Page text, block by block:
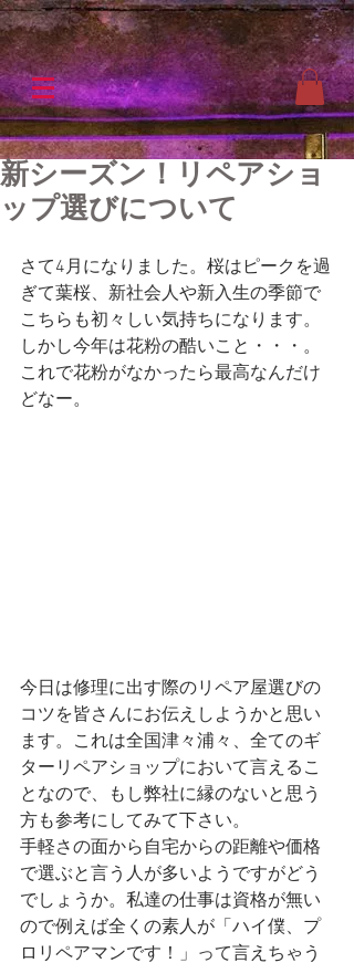
新シーズン！リペアショ
ップ選びについて
さて4月になりました。桜はピークを過
ぎて葉桜、新社会人や新入生の季節で
こちらも初々しい気持ちになります。
しかし今年は花粉の酷いこと・・・。
これで花粉がなかったら最高なんだけ
どなー。
今日は修理に出す際のリペア屋選びの
コツを皆さんにお伝えしようかと思い
ます。これは全国津々浦々、全てのギ
ターリペアショップにおいて言えるこ
となので、もし弊社に縁のないと思う
方も参考にしてみて下さい。
手軽さの面から自宅からの距離や価格
で選ぶと言う人が多いようですがどう
でしょうか。私達の仕事は資格が無い
ので例えば全くの素人が「ハイ僕、プ
ロリペアマンです！」って言えちゃう